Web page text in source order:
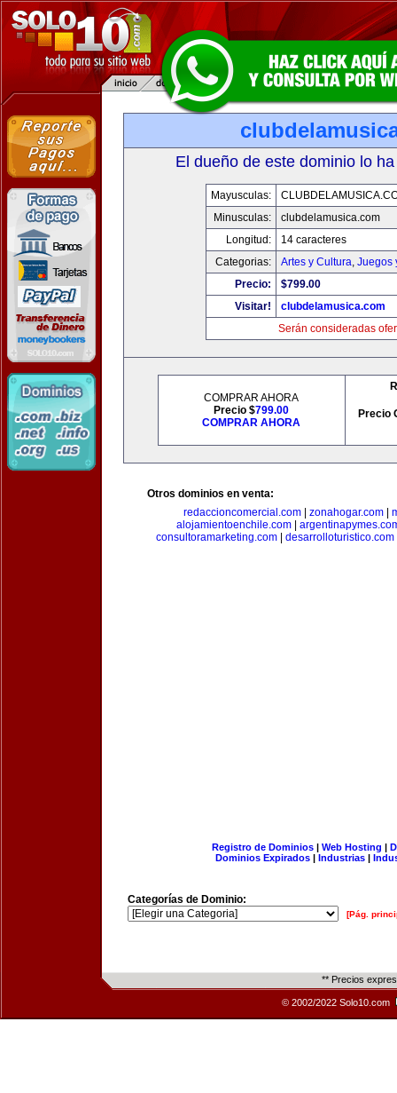
El dueño de este dominio lo
Mayusculas:
Minusculas:
clubdelamusica.com
Longitud:
14 caracteres
Categorias:
Artes y Cultura, Juegos
Precio:
$799.00
Visitar!
clubdelamusica.com
Serán consideradas
COMPRAR AHORA
Precio $799.00
COMPRAR AHORA
Precio
Otros dominios en venta:
redaccioncomercial.com
zonahogar.com
alojamientoenchile.com
consultoramarketing.com
desarrolloturistico.com
Registro de Dominios| Web Hosting |
Dominios Expirados | Industrias |
Categorías de Dominio:
[Pág.
** Precios
© 2002/2022 Solo10.com